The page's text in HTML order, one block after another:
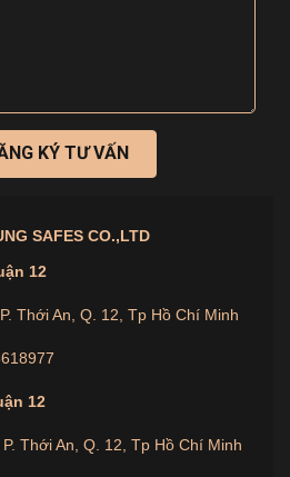
SAFES CO.,LTD
12
Thới An, Q. 12, Tp Hồ Chí Minh
12
Thới An, Q. 12, Tp Hồ Chí Minh
KÝ TƯ VẤN